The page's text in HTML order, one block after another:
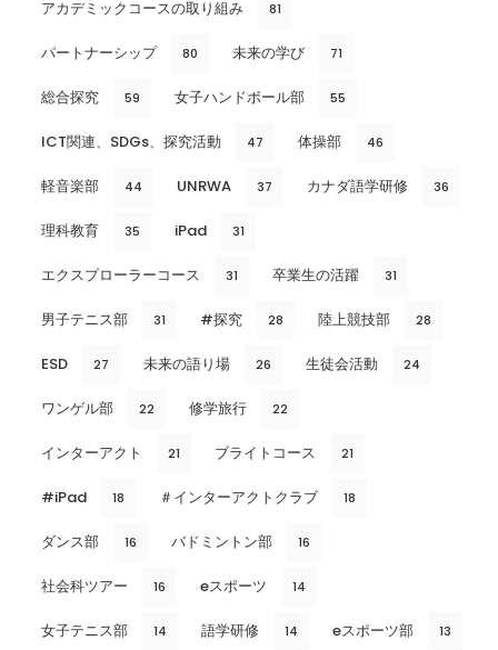
アカデミックコースの取り組み 81
パートナーシップ 80 未来の学び 71
総合探究 59 女子ハンドボール部 55
ICT関連、SDGs、探究活動 47 体操部 46
軽音楽部 44 UNRWA 37 カナダ語学研修 36
理科教育 35 iPad 31
エクスプローラーコース 31 卒業生の活躍 31
男子テニス部 31 #探究 28 陸上競技部 28
ESD 27 未来の語り場 26 生徒会活動 24
ワンゲル部 22 修学旅行 22
インターアクト 21 ブライトコース 21
#iPad 18 ＃インターアクトクラブ 18
ダンス部 16 バドミントン部 16
社会科ツアー 16 eスポーツ 14
女子テニス部 14 語学研修 14 eスポーツ部 13